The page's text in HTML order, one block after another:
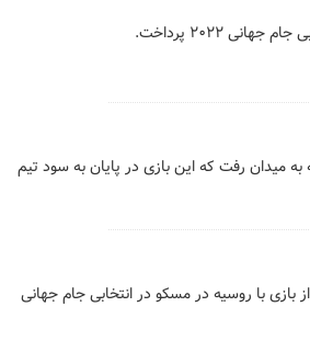
۲۰۲۲ پرداخت.
در پنجره دوم انتخابی جام جهانی ۲۰۲۳ برابر سوریه به میدان رفت که این بازی در پایان به سود تیم
بازی با روسیه در مسکو در انتخابی جام جهانی